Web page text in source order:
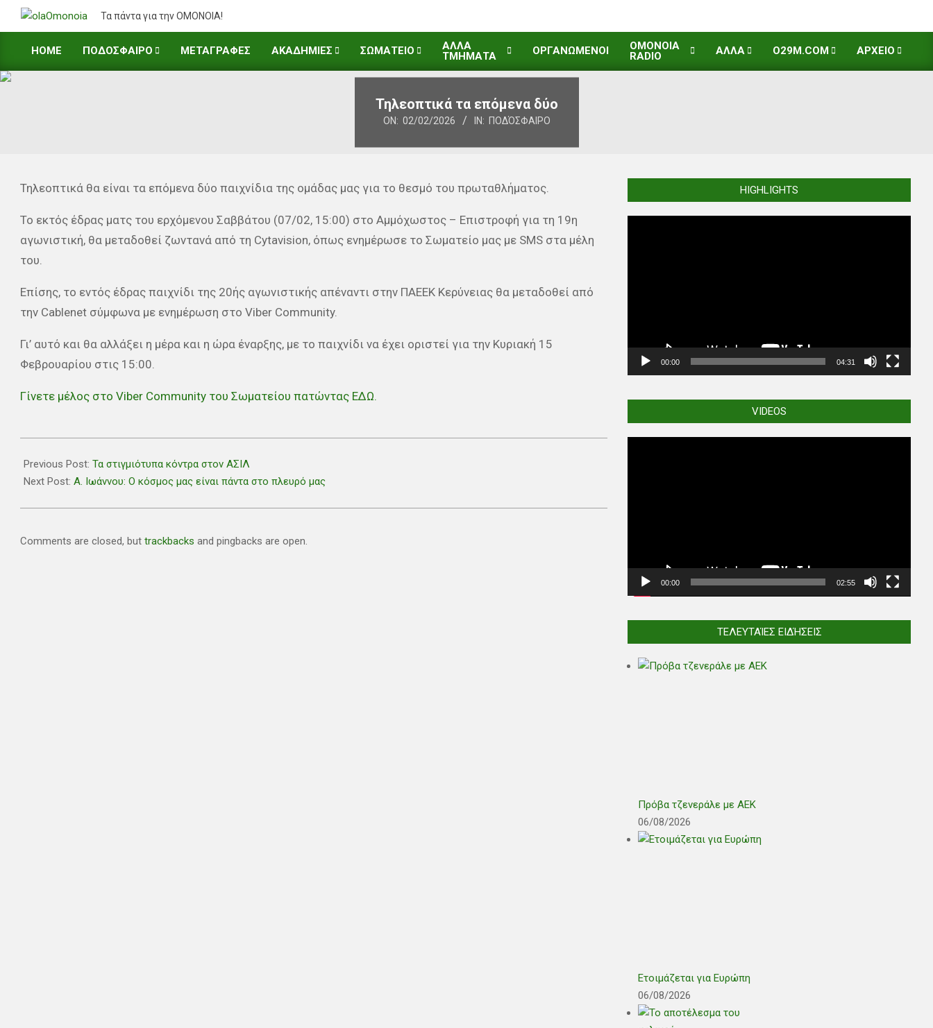
Τα πάντα για την ΟΜΟΝΟΙΑ!
HOME ΠΟΔΟΣΦΑΙΡΟ ΜΕΤΑΓΡΑΦΕΣ ΑΚΑΔΗΜΙΕΣ ΣΩΜΑΤΕΙΟ
ΑΛΛΑ
ΤΜΗΜΑΤΑ
ΟΡΓΑΝΩΜΕΝΟΙ
OMONOIA
RADIO
ΑΛΛΑ O29M.COM ΑΡΧΕΙΟ
Τηλεοπτικά τα επόμενα δύο
ON: 02/02/2026 IN: ΠΟΔΌΣΦΑΙΡΟ
Τηλεοπτικά θα είναι τα επόμενα δύο παιχνίδια της ομάδας μας για το θεσμό του πρωταθλήματος.
Το εκτός έδρας ματς του ερχόμενου Σαββάτου (07/02, 15:00) στο Αμμόχωστος – Επιστροφή για τη 19η
αγωνιστική, θα μεταδοθεί ζωντανά από τη Cytavision, όπως ενημέρωσε το Σωματείο μας με SMS στα μέλη
του.
Επίσης, το εντός έδρας παιχνίδι της 20ής αγωνιστικής απέναντι στην ΠΑΕΕΚ Κερύνειας θα μεταδοθεί από
την Cablenet σύμφωνα με ενημέρωση στο Viber Community.
Γι’ αυτό και θα αλλάξει η μέρα και η ώρα έναρξης, με το παιχνίδι να έχει οριστεί για την Κυριακή 15
Φεβρουαρίου στις 15:00.
Γίνετε μέλος στο Viber Community του Σωματείου πατώντας ΕΔΩ.
02-
02
Previous Post: Τα στιγμιότυπα κόντρα στον ΑΣΙΛ
Next Post: Α. Ιωάννου: Ο κόσμος μας είναι πάντα στο πλευρό μας
Comments are closed, but trackbacks and pingbacks are open.
HIGHLIGHTS
00:00 04:31
VIDEOS
00:00 02:55
ΤΕΛΕΥΤΑΊΕΣ ΕΙΔΉΣΕΙΣ
Πρόβα τζενεράλε με ΑΕΚ
06/08/2026
Ετοιμάζεται για Ευρώπη
06/08/2026